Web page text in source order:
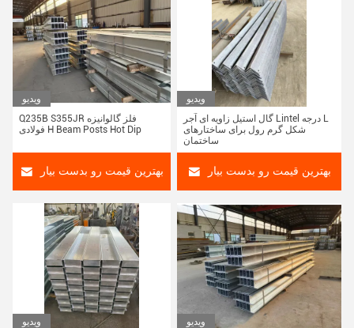
ویدیو
Q235B S355JR فلز گالوانیزه
فولادی H Beam Posts Hot Dip
بهترین قیمت رو بدست بیار
ویدیو
گال استیل زاویه ای آجر Lintel درجه L
شکل گرم رول برای ساختارهای
ساختمان
بهترین قیمت رو بدست بیار
ویدیو
ویدیو